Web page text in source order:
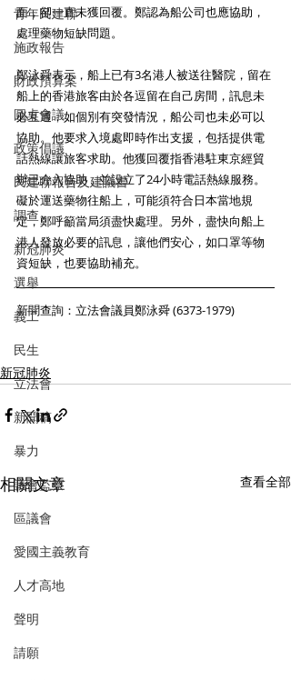
青年民建聯
施政報告
財政預算案
圓桌會議
政策倡議
民建聯報告及建議書
調查
新冠肺炎
選舉
義工
民生
立法會
新聞稿
暴力
議會監察
區議會
愛國主義教育
人才高地
聲明
請願
面，卻一直未獲回覆。鄭認為船公司也應協助，
處理藥物短缺問題。
鄭泳舜表示，船上已有3名港人被送往醫院，留在
船上的香港旅客由於各逗留在自己房間，訊息未
必互通，如個別有突發情況，船公司也未必可以
協助。他要求入境處即時作出支援，包括提供電
話熱線讓旅客求助。他獲回覆指香港駐東京經貿
辦已介入協助，並設立了24小時電話熱線服務。
礙於運送藥物往船上，可能須符合日本當地規
定，鄭呼籲當局須盡快處理。另外，盡快向船上
港人發放必要的訊息，讓他們安心，如口罩等物
資短缺，也要協助補充。
新聞查詢：立法會議員鄭泳舜 (6373-1979)
新冠肺炎
相關文章 查看全部